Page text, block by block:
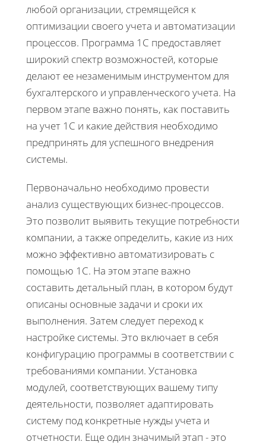
любой организации, стремящейся к
оптимизации своего учета и автоматизации
процессов. Программа 1С предоставляет
широкий спектр возможностей, которые
делают ее незаменимым инструментом для
бухгалтерского и управленческого учета. На
первом этапе важно понять, как поставить
на учет 1С и какие действия необходимо
предпринять для успешного внедрения
системы.
Первоначально необходимо провести
анализ существующих бизнес-процессов.
Это позволит выявить текущие потребности
компании, а также определить, какие из них
можно эффективно автоматизировать с
помощью 1С. На этом этапе важно
составить детальный план, в котором будут
описаны основные задачи и сроки их
выполнения. Затем следует переход к
настройке системы. Это включает в себя
конфигурацию программы в соответствии с
требованиями компании. Установка
модулей, соответствующих вашему типу
деятельности, позволяет адаптировать
систему под конкретные нужды учета и
отчетности. Еще один значимый этап - это